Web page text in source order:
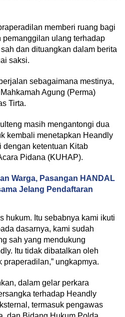
memberi ruang bagi
ulang terhadap
dan dituangkan dalam berita
saksi.
sebagaimana mestinya,
Agung (Perma)
Tirta.
masih mengantongi dua
kembali menetapkan Heandly
dengan ketentuan Kitab
Pidana (KUHAP).
Warga, Pasangan HANDAL
Jelang Pendaftaran
hukum. Itu sebabnya kami ikuti
dasarnya, kami sudah
sah yang mendukung
Itu tidak dibatalkan oleh
ungkapmya.
dalam gelar perkara
terhadap Heandly
termasuk pengawas